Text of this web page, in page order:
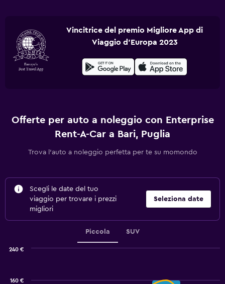
Vincitrice del premio Migliore App di
Viaggio d'Europa 2023
Offerte per auto a noleggio con Enterprise
Rent-A-Car a Bari, Puglia
Trova l'auto a noleggio perfetta per te su momondo
Scegli le date del tuo
viaggio per trovare i prezzi
migliori
Seleziona date
Piccola SUV
160 €
240 €